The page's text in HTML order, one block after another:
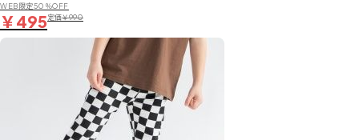
WEB限定50％OFF
￥495定価￥990